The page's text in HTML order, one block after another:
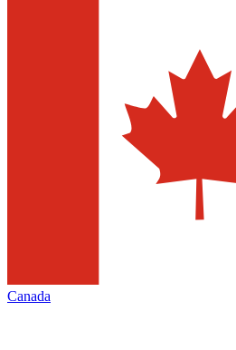
Canada